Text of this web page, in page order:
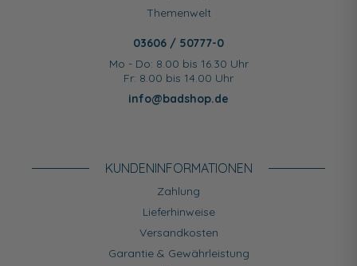
Themenwelt
03606 / 50777-0
Mo - Do: 8.00 bis 16.30 Uhr
Fr: 8.00 bis 14.00 Uhr
info@badshop.de
KUNDEN­INFORMATIONEN
Zahlung
Lieferhinweise
Versandkosten
Garantie & Gewährleistung